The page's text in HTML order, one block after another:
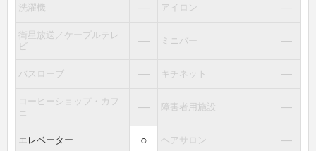
洗濯機 ― アイロン ―
衛星放送／ケーブルテレ
ビ
― ミニバー ―
バスローブ ― キチネット ―
コーヒーショップ・カフ
ェ
― 障害者用施設 ―
エレベーター ○ ヘアサロン ―